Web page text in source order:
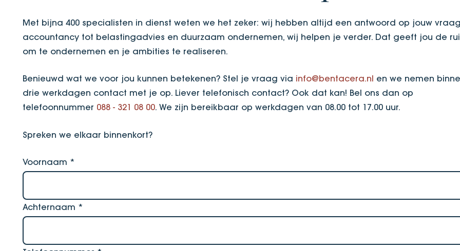
Met bijna 400 specialisten in dienst weten we het zeker: wij hebben altijd een antwoord op jouw
accountancy tot belastingadvies en duurzaam ondernemen, wij helpen je verder. Dat geeft jou de
om te ondernemen en je ambities te realiseren.
Benieuwd wat we voor jou kunnen betekenen? Stel je vraag via info@bentacera.nl en we nemen
drie werkdagen contact met je op. Liever telefonisch contact? Ook dat kan! Bel ons dan op
telefoonnummer 088 - 321 08 00. We zijn bereikbaar op werkdagen van 08.00 tot 17.00 uur.
Spreken we elkaar binnenkort?
Voornaam *
Achternaam *